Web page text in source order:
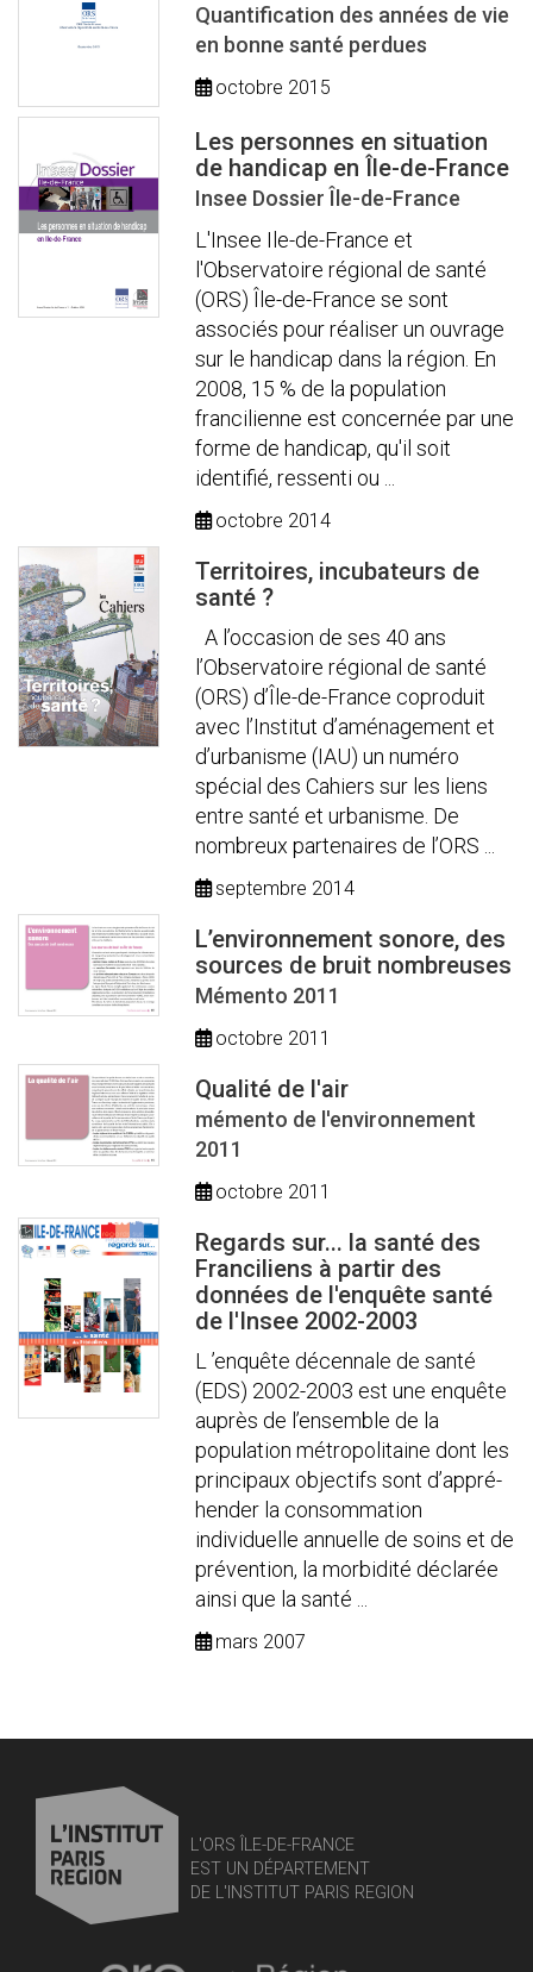
Quantification des années de vie
en bonne santé perdues
octobre 2015
Les personnes en situation
de handicap en Île-de-France
Insee Dossier Île-de-France
L'Insee Ile-de-France et
l'Observatoire régional de santé
(ORS) Île-de-France se sont
associés pour réaliser un ouvrage
sur le handicap dans la région. En
2008, 15 % de la population
francilienne est concernée par une
forme de handicap, qu'il soit
identifié, ressenti ou ...
octobre 2014
Territoires, incubateurs de
santé ?
A l’occasion de ses 40 ans
l’Observatoire régional de santé
(ORS) d’Île-de-France coproduit
avec l’Institut d’aménagement et
d’urbanisme (IAU) un numéro
spécial des Cahiers sur les liens
entre santé et urbanisme. De
nombreux partenaires de l’ORS ...
septembre 2014
L’environnement sonore, des
sources de bruit nombreuses
Mémento 2011
octobre 2011
Qualité de l'air
mémento de l'environnement
2011
octobre 2011
Regards sur... la santé des
Franciliens à partir des
données de l'enquête santé
de l'Insee 2002-2003
L ’enquête décennale de santé
(EDS) 2002-2003 est une enquête
auprès de l’ensemble de la
population métropolitaine dont les
principaux objectifs sont d’appré-
hender la consommation
individuelle annuelle de soins et de
prévention, la morbidité déclarée
ainsi que la santé ...
mars 2007
L'ORS ÎLE-DE-FRANCE
EST UN DÉPARTEMENT
DE L'INSTITUT PARIS REGION